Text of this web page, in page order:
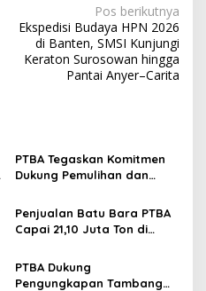
Pos berikutnya
Ekspedisi Budaya HPN 2026
di Banten, SMSI Kunjungi
Keraton Surosowan hingga
Pantai Anyer–Carita
PTBA Tegaskan Komitmen
Dukung Pemulihan dan
Sungai
Penjualan Batu Bara PTBA
Capai 21,10 Juta Ton di
PTBA Dukung
Pengungkapan Tambang